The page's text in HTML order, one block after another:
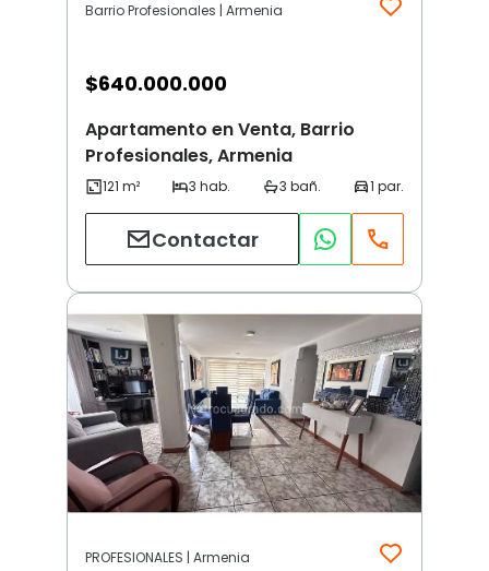
Barrio Profesionales | Armenia
$640.000.000
Apartamento en Venta, Barrio
Profesionales, Armenia
Contactar
PROFESIONALES | Armenia